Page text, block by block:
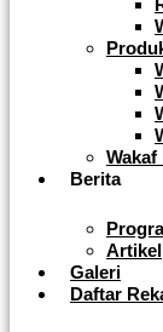
Wakaf
Berita
Artikel
Galeri
Daftar